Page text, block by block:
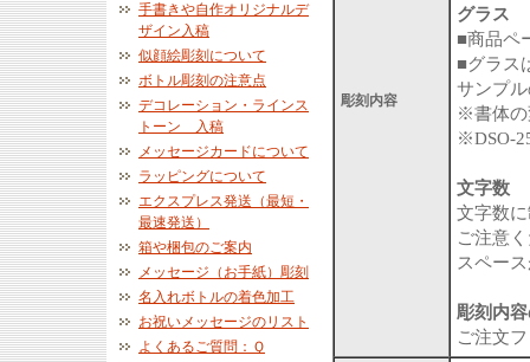
手書きや自作オリジナルデ
ザイン入稿
似顔絵彫刻について
ボトル彫刻の注意点
デコレーション・ラインス
トーン 入稿
メッセージカードについて
ラッピングについて
エクスプレス発送（最短・
最速発送）
箱や梱包のご案内
メッセージ（お手紙）彫刻
名入れボトルの着色加工
お祝いメッセージのリスト
よくあるご質問：Ｑ
彫刻内容
グラス
■商品ペ
■グラス
サンプ
※書体の
※DSO-
文字数
文字数
ご注意
スペー
彫刻内
ご注文